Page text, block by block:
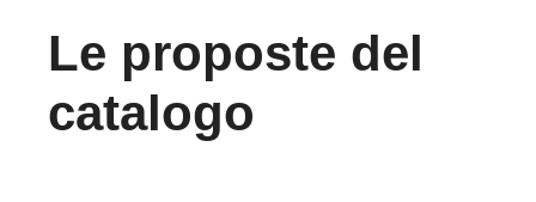
Le proposte del
catalogo